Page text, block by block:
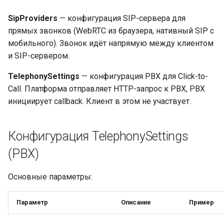
Lua в смарт-скриптах
Python в смарт-скриптах
NLP API в скриптах
Паттерны и примеры
FAQ — CalDAV
Exchange — диагностика
синхронизации
проблем
Ресурсы — настройка
Ресурсы и планировщик
Социальная сеть
SipProviders — конфигурация SIP-сервера для
прямых звонков (WebRTC из браузера, нативный SIP с
мобильного). Звонок идёт напрямую между клиентом
и SIP-сервером.
TelephonySettings — конфигурация PBX для Click-to-
Call. Платформа отправляет HTTP-запрос к PBX, PBX
инициирует callback. Клиент в этом не участвует.
Конфигурация TelephonySettings
(PBX)
Основные параметры:
Параметр Описание Пример